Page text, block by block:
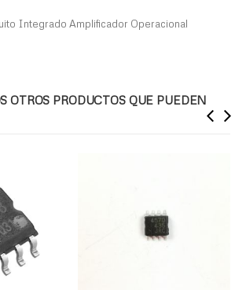
Integrado Amplificador Operacional
OTROS PRODUCTOS QUE PUEDEN